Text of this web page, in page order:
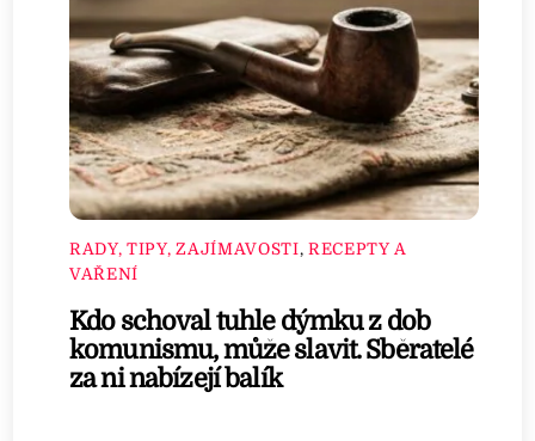
RADY, TIPY, ZAJÍMAVOSTI, RECEPTY A
VAŘENÍ
Kdo schoval tuhle dýmku z dob
komunismu, může slavit. Sběratelé
za ni nabízejí balík